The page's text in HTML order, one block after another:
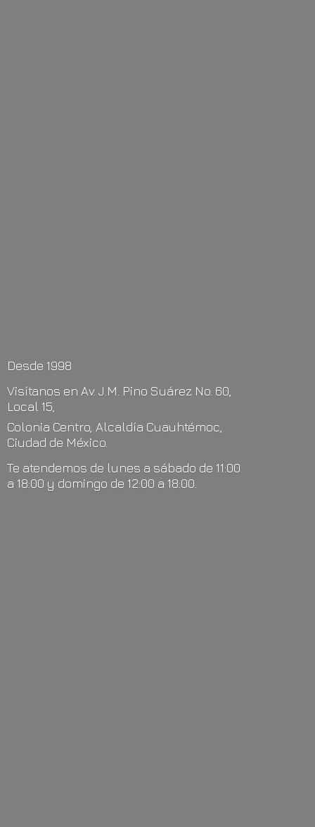
Desde 1998
Visítanos en Av. J.M. Pino Suárez No. 60,
Local 15,
Colonia Centro, Alcaldía Cuauhtémoc,
Ciudad de México.
Te atendemos de lunes a sábado de 11:00
a 18:00 y domingo de 12:00 a 18:00.